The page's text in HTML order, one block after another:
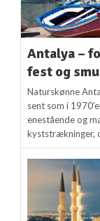
Antalya –
fest og
Naturskønne
sent som i
enestående og
kyststrækninger,